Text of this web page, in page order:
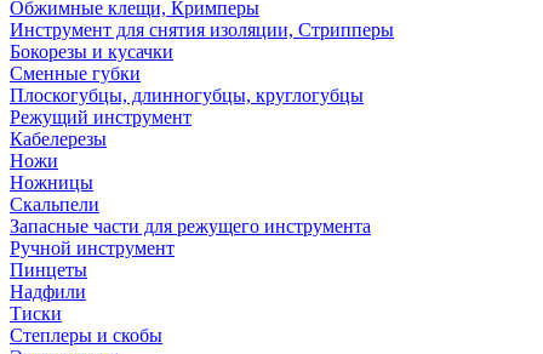
Обжимные клещи, Кримперы
Инструмент для снятия изоляции, Стрипперы
Бокорезы и кусачки
Сменные губки
Плоскогубцы, длинногубцы, круглогубцы
Режущий инструмент
Кабелерезы
Ножи
Ножницы
Скальпели
Запасные части для режущего инструмента
Ручной инструмент
Пинцеты
Надфили
Тиски
Степлеры и скобы